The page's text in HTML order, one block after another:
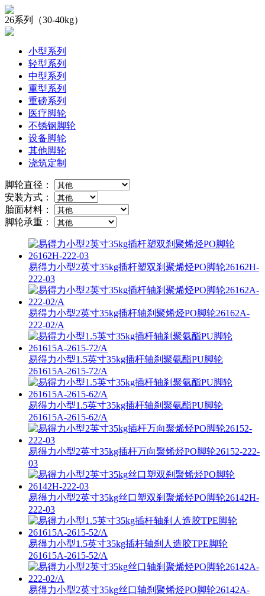
26系列（30-40kg）
小型系列
轻型系列
中型系列
重型系列
重磅系列
医疗脚轮
不锈钢脚轮
设备脚轮
其他脚轮
浇筑定制
脚轮直径：
安装方式：
胎面材料：
脚轮承重：
易得力小型2英寸35kg插杆塑双刹聚烯烃PO脚轮26162H-
222-03
易得力小型2英寸35kg插杆轴刹聚烯烃PO脚轮26162A-
222-02/A
易得力小型1.5英寸35kg插杆轴刹聚氨酯PU脚轮
261615A-2615-72/A
易得力小型1.5英寸35kg插杆轴刹聚氨酯PU脚轮
261615A-2615-62/A
易得力小型2英寸35kg插杆万向聚烯烃PO脚轮26152-222-
03
易得力小型2英寸35kg丝口塑双刹聚烯烃PO脚轮26142H-
222-03
易得力小型1.5英寸35kg插杆轴刹人造胶TPE脚轮
261615A-2615-52/A
易得力小型2英寸35kg丝口轴刹聚烯烃PO脚轮26142A-